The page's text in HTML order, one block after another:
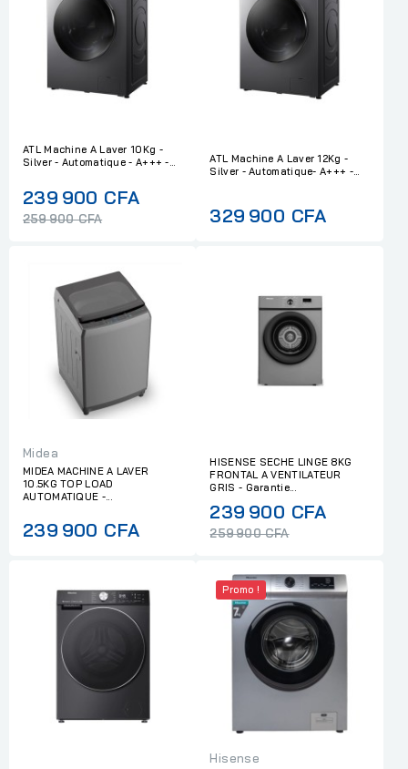
ATL Machine A Laver 10Kg -
Silver - Automatique - A+++ -...
239 900 CFARegular
259 900 CFA
ATL Machine A Laver 12Kg -
Silver - Automatique- A+++ -...
329 900 CFA
Midea
MIDEA MACHINE A LAVER
10.5KG TOP LOAD
AUTOMATIQUE -...
239 900 CFA
HISENSE SECHE LINGE 8KG
FRONTAL A VENTILATEUR
GRIS - Garantie...
239 900 CFARegular
259 900 CFA
Promo !
Hisense